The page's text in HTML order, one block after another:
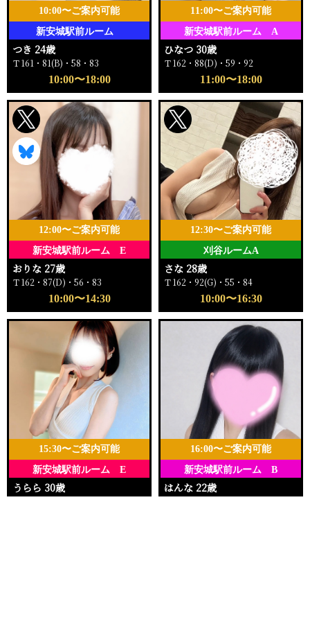
新安城駅前ルーム
10:00〜ご案内可能
つき 24歳
Ｔ161・81(B)・58・83
10:00〜18:00
新安城駅前ルーム A
11:00〜ご案内可能
ひなつ 30歳
Ｔ162・88(D)・59・92
11:00〜18:00
新安城駅前ルーム E
12:00〜ご案内可能
おりな 27歳
Ｔ162・87(D)・56・83
10:00〜14:30
刈谷ルームA
12:30〜ご案内可能
さな 28歳
Ｔ162・92(G)・55・84
10:00〜16:30
新安城駅前ルーム E
15:30〜ご案内可能
うらら 30歳
新安城駅前ルーム B
16:00〜ご案内可能
はんな 22歳